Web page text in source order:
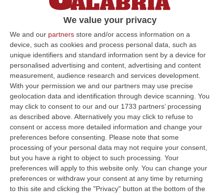
We value your privacy
We and our partners store and/or access information on a
device, such as cookies and process personal data, such as
unique identifiers and standard information sent by a device for
personalised advertising and content, advertising and content
measurement, audience research and services development.
With your permission we and our partners may use precise
geolocation data and identification through device scanning. You
may click to consent to our and our 1733 partners’ processing
as described above. Alternatively you may click to refuse to
consent or access more detailed information and change your
preferences before consenting.
Please note that some
processing of your personal data may not require your consent,
but you have a right to object to such processing. Your
preferences will apply to this website only. You can change your
preferences or withdraw your consent at any time by returning
to this site and clicking the "Privacy" button at the bottom of the
stoccaggio di rifiuti inseriti nel sistema
integrato di smaltimento dei rifiuti
denominato Calabria Nord e poi rimasti sulla
carta. E proprio per la mancata realizzazione
dell’impianto, la Procura regionale della
Corte dei conti per la Calabria ha contestato
all’avvocato Attilio Barbieri e al dirigente
della Regione Calabria Antonio Augruso un
danno erariale pari a 35 milioni di euro.
Barbieri e Augruso sono stati citati in giudizio
a conclusione di un’indagine svolta dai
finanzieri del Comando provinciale di
Catanzaro e coordinata dal Procuratore